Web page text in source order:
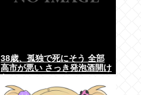
38歳、孤独で死にそう 全部
高市が悪い さっき発泡酒開け